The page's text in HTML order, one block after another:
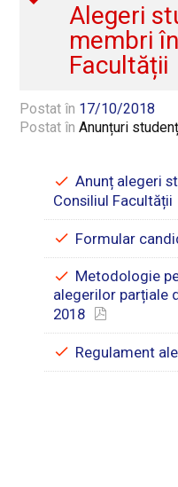
Alegeri
membri
Facultății
Postat în 17/10/2018
Postat înAnunțuri
Anunț alegeri
Consiliul Facultății
Formular
Metodologie
alegerilor parțiale
2018
Regulament